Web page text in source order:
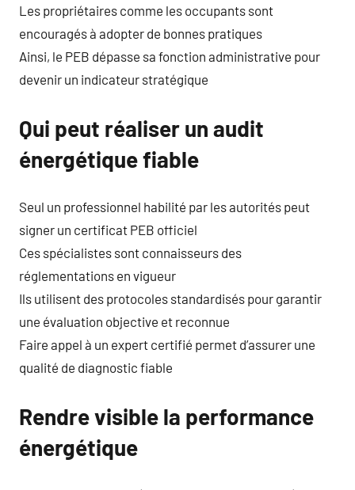
Les propriétaires comme les occupants sont
encouragés à adopter de bonnes pratiques
Ainsi, le PEB dépasse sa fonction administrative pour
devenir un indicateur stratégique
Qui peut réaliser un audit
énergétique fiable
Seul un professionnel habilité par les autorités peut
signer un certificat PEB officiel
Ces spécialistes sont connaisseurs des
réglementations en vigueur
Ils utilisent des protocoles standardisés pour garantir
une évaluation objective et reconnue
Faire appel à un expert certifié permet d’assurer une
qualité de diagnostic fiable
Rendre visible la performance
énergétique